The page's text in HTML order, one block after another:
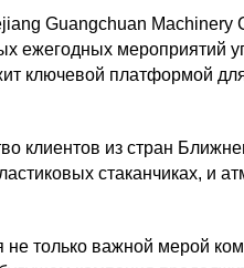
Guangchuan Machinery
ежегодных мероприятий
ключевой платформой
клиентов из стран
стаканчиках, и
только важной мерой